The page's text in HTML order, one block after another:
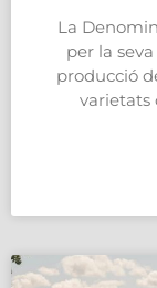
La
per la
producció
varietats